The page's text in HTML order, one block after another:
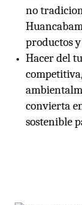
no
productos
Hacer del
convierta
sostenible